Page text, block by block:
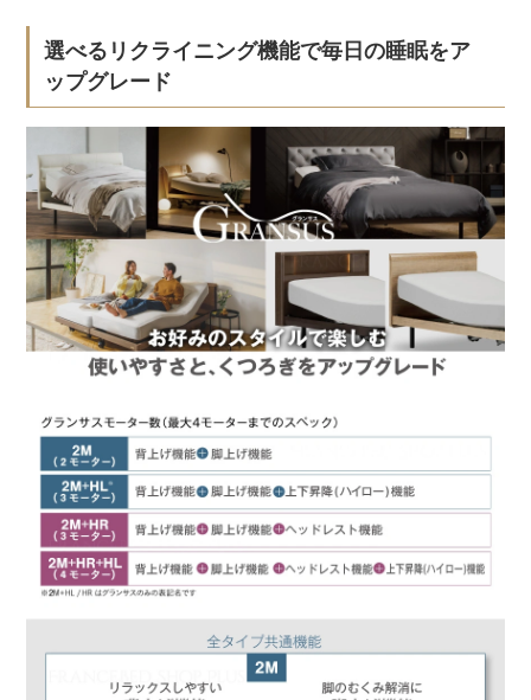
選べるリクライニング機能で毎日の睡眠をア
ップグレード